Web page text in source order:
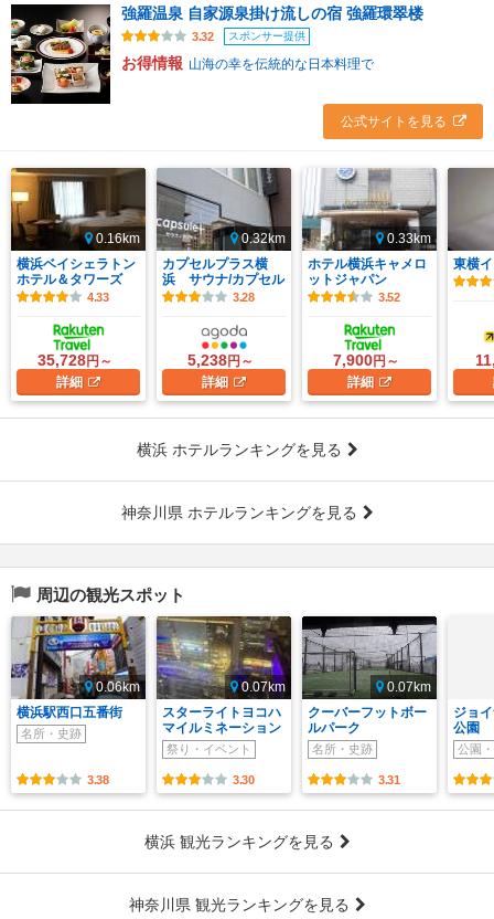
強羅温泉 自家源泉掛け流しの宿 強羅環翠楼
3.32 スポンサー提供
お得情報 山海の幸を伝統的な日本料理で
公式サイトを見る
0.16km
横浜ベイシェラトン
ホテル＆タワーズ
4.33
35,728円～
詳細
0.32km
カプセルプラス横
浜 サウナ/カプセル
3.28
5,238円～
詳細
0.33km
ホテル横浜キャメロ
ットジャパン
3.52
7,900円～
詳細
東横
横浜 ホテルランキングを見る
神奈川県 ホテルランキングを見る
周辺の観光スポット
0.06km
横浜駅西口五番街
名所・史跡
3.38
0.07km
スターライトヨコハ
マイルミネーション
祭り・イベント
3.30
0.07km
クーバーフットボー
ルパーク
名所・史跡
3.31
ジョ
公園
公園
横浜 観光ランキングを見る
神奈川県 観光ランキングを見る